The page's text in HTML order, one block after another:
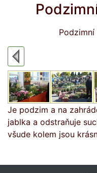
Je podzim a na
jablka a odstraňuje
všude kolem jsou